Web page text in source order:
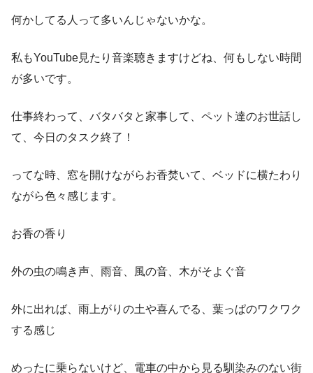
何かしてる人って多いんじゃないかな。
私もYouTube見たり音楽聴きますけどね、何もしない時間
が多いです。
仕事終わって、バタバタと家事して、ペット達のお世話し
て、今日のタスク終了！
ってな時、窓を開けながらお香焚いて、ベッドに横たわり
ながら色々感じます。
お香の香り
外の虫の鳴き声、雨音、風の音、木がそよぐ音
外に出れば、雨上がりの土や喜んでる、葉っぱのワクワク
する感じ
めったに乗らないけど、電車の中から見る馴染みのない街